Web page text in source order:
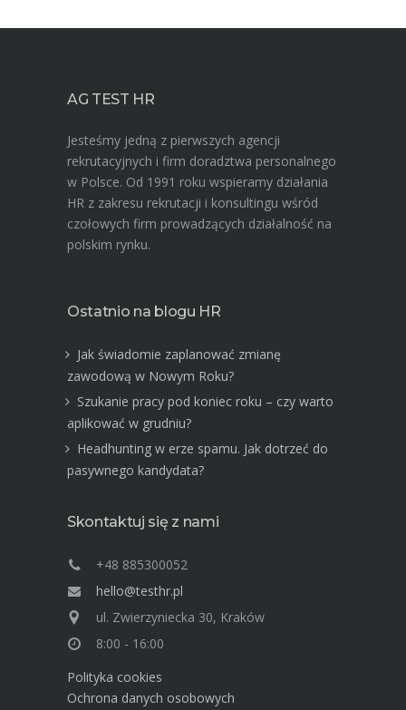
AG TEST HR
Jesteśmy jedną z pierwszych agencji
rekrutacyjnych i firm doradztwa personalnego
w Polsce. Od 1991 roku wspieramy działania
HR z zakresu rekrutacji i konsultingu wśród
czołowych firm prowadzących działalność na
polskim rynku.
Ostatnio na blogu HR
Jak świadomie zaplanować zmianę
zawodową w Nowym Roku?
Szukanie pracy pod koniec roku – czy warto
aplikować w grudniu?
Headhunting w erze spamu. Jak dotrzeć do
pasywnego kandydata?
Skontaktuj się z nami
+48 885300052
hello@testhr.pl
ul. Zwierzyniecka 30, Kraków
8:00 - 16:00
Polityka cookies
Ochrona danych osobowych